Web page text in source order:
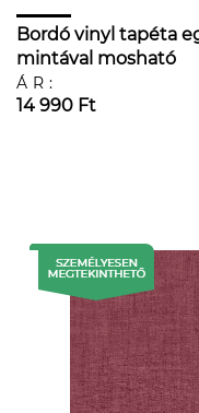
Bordó vinyl tapéta
mintával mosható
ÁR:
14 990 Ft